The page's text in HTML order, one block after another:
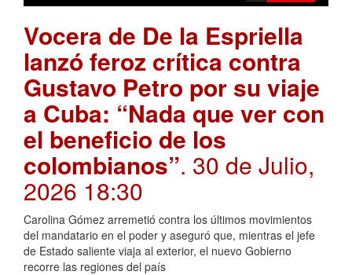
Vocera de De la Espriella
lanzó feroz crítica contra
Gustavo Petro por su viaje
a Cuba: “Nada que ver con
el beneficio de los
colombianos”. 30 de Julio,
2026 18:30
Carolina Gómez arremetió contra los últimos movimientos
del mandatario en el poder y aseguró que, mientras el jefe
de Estado saliente viaja al exterior, el nuevo Gobierno
recorre las regiones del país